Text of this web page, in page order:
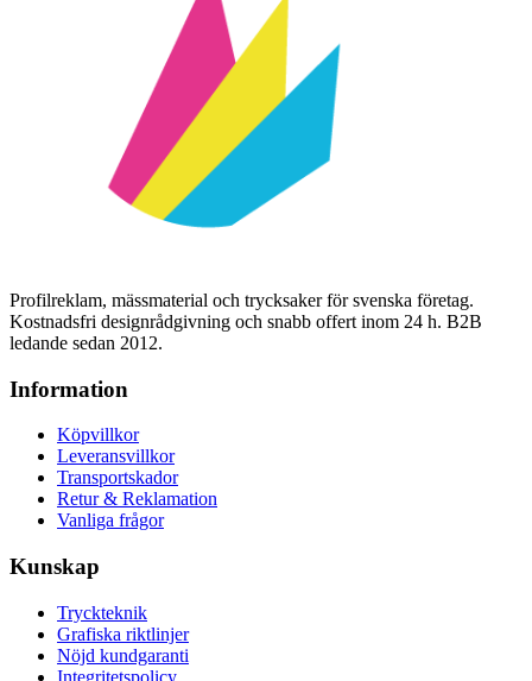
Profilreklam, mässmaterial och trycksaker för svenska företag.
Kostnadsfri designrådgivning och snabb offert inom 24 h. B2B
ledande sedan 2012.
Information
Köpvillkor
Leveransvillkor
Transportskador
Retur & Reklamation
Vanliga frågor
Kunskap
Tryckteknik
Grafiska riktlinjer
Nöjd kundgaranti
Integritetspolicy